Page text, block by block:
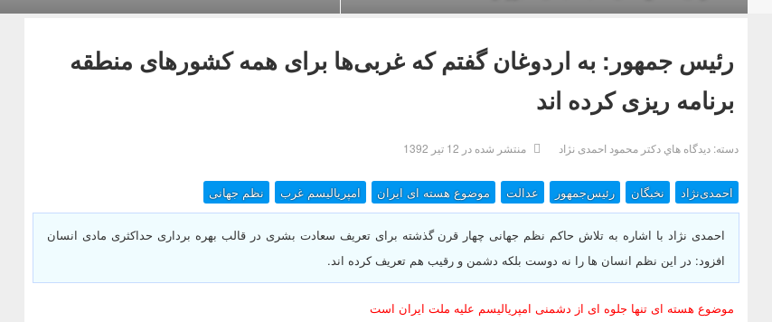
رئیس جمهور: به اردوغان گفتم که غربی‌ها برای همه کشورهای منطقه
برنامه ریزی کرده اند
دسته: ديدگاه هاي دکتر محمود احمدی نژاد منتشر شده در 12 تیر 1392
احمدی‌نژاد نخبگان رئیس‌جمهور عدالت موضوع هسته ای ایران امپریالیسم غرب نظم جهانی
احمدی نژاد با اشاره به تلاش حاکم نظم جهانی چهار قرن گذشته برای تعریف سعادت بشری در قالب بهره برداری حداکثری مادی انسان
افزود: در این نظم انسان ها را نه دوست بلکه دشمن و رقیب هم تعریف کرده اند.
موضوع هسته ای تنها جلوه ای از دشمنی امپریالیسم علیه ملت ایران است